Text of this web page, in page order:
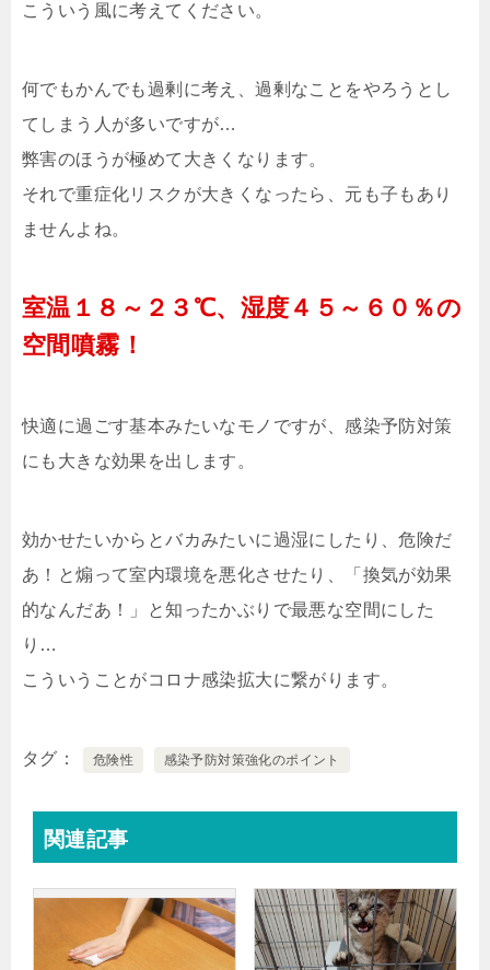
こういう風に考えてください。
何でもかんでも過剰に考え、過剰なことをやろうとし
てしまう人が多いですが…
弊害のほうが極めて大きくなります。
それで重症化リスクが大きくなったら、元も子もあり
ませんよね。
室温１８～２３℃、湿度４５～６０％の
空間噴霧！
快適に過ごす基本みたいなモノですが、感染予防対策
にも大きな効果を出します。
効かせたいからとバカみたいに過湿にしたり、危険だ
あ！と煽って室内環境を悪化させたり、「換気が効果
的なんだあ！」と知ったかぶりで最悪な空間にした
り…
こういうことがコロナ感染拡大に繋がります。
タグ 危険性 感染予防対策強化のポイント
関連記事